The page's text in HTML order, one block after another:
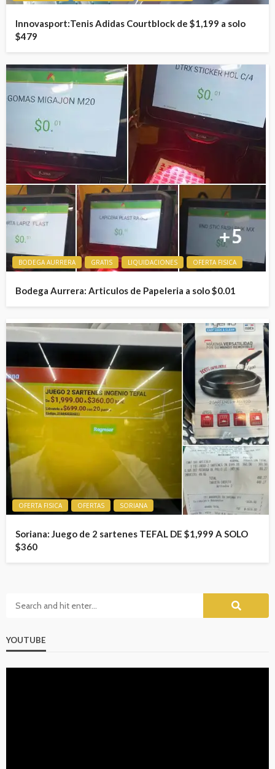
Innovasport:Tenis Adidas Courtblock de $1,199 a solo
$479
BODEGA AURRERA GRATIS LIQUIDACIONES OFERTA FISICA
Bodega Aurrera: Articulos de Papeleria a solo $0.01
OFERTA FISICA OFERTAS SORIANA
Soriana: Juego de 2 sartenes TEFAL DE $1,999 A SOLO
$360
YOUTUBE